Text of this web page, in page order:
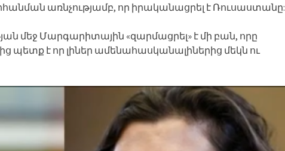
առնչությամբ, որ իրականացրել է Ռուսաստանը:
մեջ Մարգարիտային «զարմացրել» է մի բան, որը
պետք է որ լիներ ամենահասկանալիներից մեկն ու